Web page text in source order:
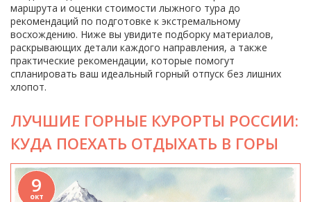
маршрута и оценки стоимости лыжного тура до
рекомендаций по подготовке к экстремальному
восхождению. Ниже вы увидите подборку материалов,
раскрывающих детали каждого направления, а также
практические рекомендации, которые помогут
спланировать ваш идеальный горный отпуск без лишних
хлопот.
ЛУЧШИЕ ГОРНЫЕ КУРОРТЫ РОССИИ:
КУДА ПОЕХАТЬ ОТДЫХАТЬ В ГОРЫ
9
окт